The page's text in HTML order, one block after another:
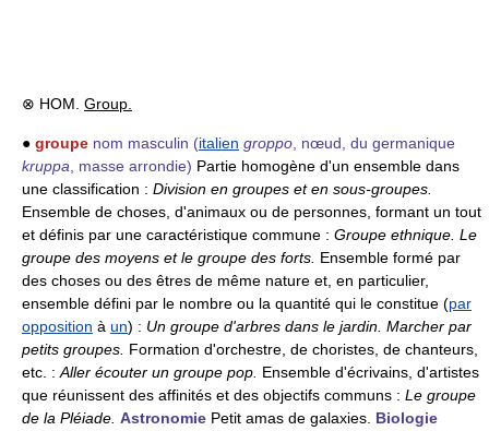
⊗ HOM. Group.
● groupe nom masculin (italien groppo , nœud, du germanique
kruppa , masse arrondie) Partie homogène d'un ensemble dans
une classification : Division en groupes et en sous-groupes.
Ensemble de choses, d'animaux ou de personnes, formant un tout
et définis par une caractéristique commune : Groupe ethnique. Le
groupe des moyens et le groupe des forts. Ensemble formé par
des choses ou des êtres de même nature et, en particulier,
ensemble défini par le nombre ou la quantité qui le constitue (par
opposition à un) : Un groupe d'arbres dans le jardin. Marcher par
petits groupes. Formation d'orchestre, de choristes, de chanteurs,
etc. : Aller écouter un groupe pop. Ensemble d'écrivains, d'artistes
que réunissent des affinités et des objectifs communs : Le groupe
de la Pléiade. Astronomie Petit amas de galaxies. Biologie